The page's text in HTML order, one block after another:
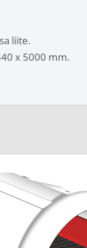
liite.
x 5000 mm.